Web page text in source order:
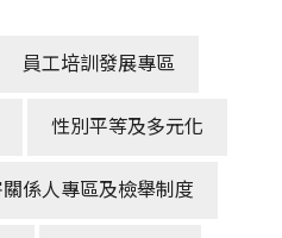
員工培訓發展專區
性別平等及多元化
係人專區及檢舉制度